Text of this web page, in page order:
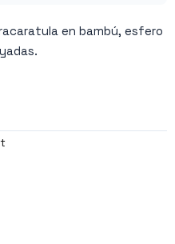
en bambú, esfero